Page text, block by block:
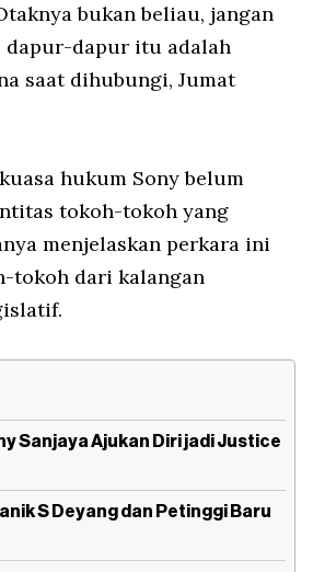
bukan beliau, jangan
dapur-dapur itu adalah
saat dihubungi, Jumat
hukum Sony belum
tokoh-tokoh yang
menjelaskan perkara ini
tokoh dari kalangan
Sanjaya Ajukan Diri jadi Justice
S Deyang dan Petinggi Baru